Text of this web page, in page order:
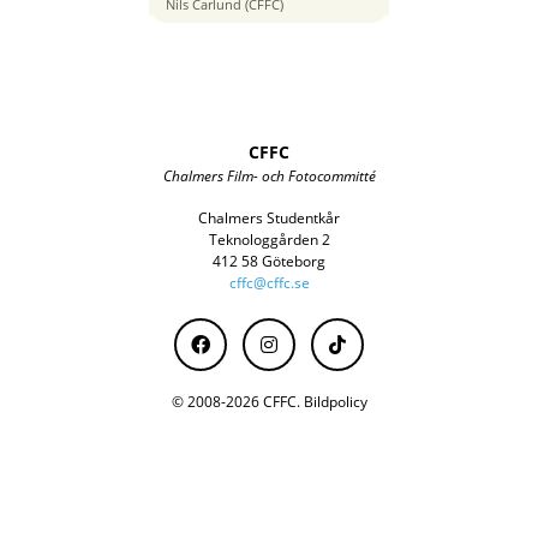
Nils Carlund (CFFC)
CFFC
Chalmers Film- och Fotocommitté
Chalmers Studentkår
Teknologgården 2
412 58 Göteborg
cffc@cffc.se
© 2008-2026 CFFC. Bildpolicy